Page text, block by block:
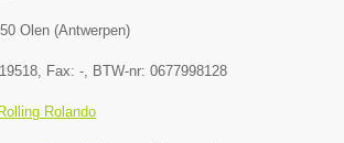
Olen (Antwerpen)
, Fax: -, BTW-nr: 0677998128
Rolando